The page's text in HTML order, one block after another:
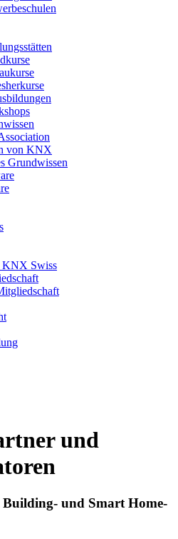
von KNX
Grundwissen
KNX Swiss
und
und Smart Home-